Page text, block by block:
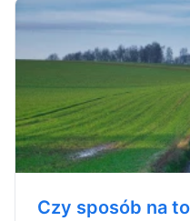
Czy sposób na